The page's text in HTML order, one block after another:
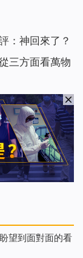
：神回來了？
三方面看萬物
望到面對面的看